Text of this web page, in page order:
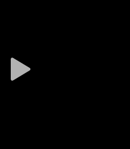
Play